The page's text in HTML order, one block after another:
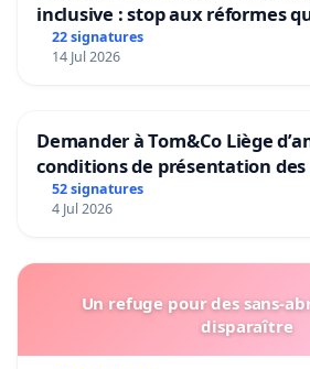
inclusive : stop aux réformes
primaire
22 signatures
14 Jul 2026
Demander à Tom&Co Liège
conditions de présentation
mettre fin à la vente
52 signatures
4 Jul 2026
Un refuge pour des sans-
disparaître